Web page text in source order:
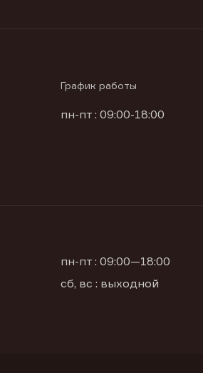
График работы
пн-пт : 09:00-18:00
пн-пт : 09:00—18:00
сб, вс : выходной